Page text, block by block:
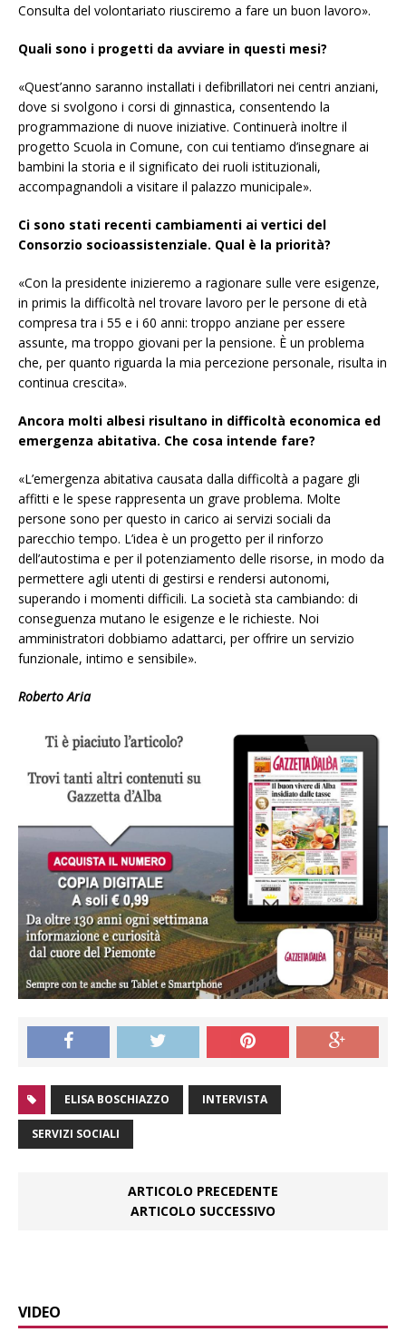
Consulta del volontariato riusciremo a fare un buon lavoro».
Quali sono i progetti da avviare in questi mesi?
«Quest’anno saranno installati i defibrillatori nei centri anziani,
dove si svolgono i corsi di ginnastica, consentendo la
programmazione di nuove iniziative. Continuerà inoltre il
progetto Scuola in Comune, con cui tentiamo d’insegnare ai
bambini la storia e il significato dei ruoli istituzionali,
accompagnandoli a visitare il palazzo municipale».
Ci sono stati recenti cambiamenti ai vertici del
Consorzio socioassistenziale. Qual è la priorità?
«Con la presidente inizieremo a ragionare sulle vere esigenze,
in primis la difficoltà nel trovare lavoro per le persone di età
compresa tra i 55 e i 60 anni: troppo anziane per essere
assunte, ma troppo giovani per la pensione. È un problema
che, per quanto riguarda la mia percezione personale, risulta in
continua crescita».
Ancora molti albesi risultano in difficoltà economica ed
emergenza abitativa. Che cosa intende fare?
«L’emergenza abitativa causata dalla difficoltà a pagare gli
affitti e le spese rappresenta un grave problema. Molte
persone sono per questo in carico ai servizi sociali da
parecchio tempo. L’idea è un progetto per il rinforzo
dell’autostima e per il potenziamento delle risorse, in modo da
permettere agli utenti di gestirsi e rendersi autonomi,
superando i momenti difficili. La società sta cambiando: di
conseguenza mutano le esigenze e le richieste. Noi
amministratori dobbiamo adattarci, per offrire un servizio
funzionale, intimo e sensibile».
Roberto Aria
ELISA BOSCHIAZZO INTERVISTA
SERVIZI SOCIALI
ARTICOLO PRECEDENTE
ARTICOLO SUCCESSIVO
VIDEO